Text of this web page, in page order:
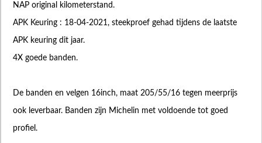
NAP original kilometerstand.
APK Keuring : 18-04-2021, steekproef gehad tijdens de laatste
APK keuring dit jaar.
4X goede banden.
De banden en velgen 16inch, maat 205/55/16 tegen meerprijs
ook leverbaar. Banden zijn Michelin met voldoende tot goed
profiel.